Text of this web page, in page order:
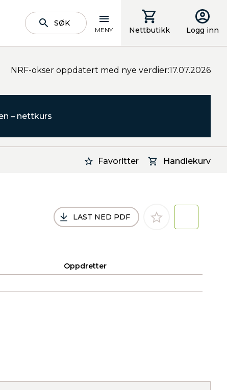
SØK
MENY Nettbutikk Logg inn
NRF-okser oppdatert med nye verdier:17.07.2026
– nettkurs
Favoritter Handlekurv
LAST NED PDF
Oppdretter